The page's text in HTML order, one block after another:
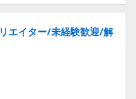
エイター/未経験歓迎/解